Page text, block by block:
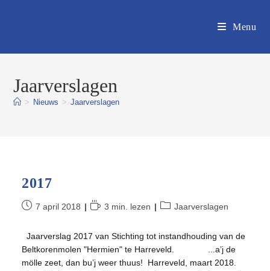
Menu
Jaarverslagen
> Nieuws > Jaarverslagen
2017
Bericht7 april 2018 Leestijd:
3 min. lezen Berichtcategorie:
Jaarverslagen
Jaarverslag 2017 van Stichting tot instandhouding van de
Beltkorenmolen "Hermien" te Harreveld. ...a’j de
mölle zeet, dan bu’j weer thuus! Harreveld, maart 2018.